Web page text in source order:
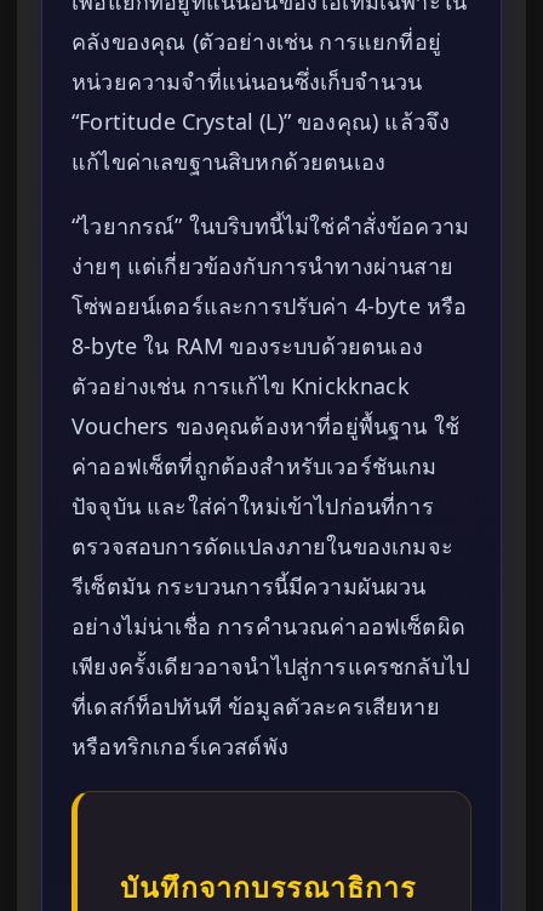
คลังของคุณ (ตัวอย่างเช่น การแยกที่อยู่
หน่วยความจำที่แน่นอนซึ่งเก็บจำนวน
“Fortitude Crystal (L)” ของคุณ) แล้วจึง
แก้ไขค่าเลขฐานสิบหกด้วยตนเอง
“ไวยากรณ์” ในบริบทนี้ไม่ใช่คำสั่งข้อความ
ง่ายๆ แต่เกี่ยวข้องกับการนำทางผ่านสาย
โซ่พอยน์เตอร์และการปรับค่า 4-byte หรือ
8-byte ใน RAM ของระบบด้วยตนเอง
ตัวอย่างเช่น การแก้ไข Knickknack
Vouchers ของคุณต้องหาที่อยู่พื้นฐาน ใช้
ค่าออฟเซ็ตที่ถูกต้องสำหรับเวอร์ชันเกม
ปัจจุบัน และใส่ค่าใหม่เข้าไปก่อนที่การ
ตรวจสอบการดัดแปลงภายในของเกมจะ
รีเซ็ตมัน กระบวนการนี้มีความผันผวน
อย่างไม่น่าเชื่อ การคำนวณค่าออฟเซ็ตผิด
เพียงครั้งเดียวอาจนำไปสู่การแครชกลับไป
ที่เดสก์ท็อปทันที ข้อมูลตัวละครเสียหาย
หรือทริกเกอร์เควสต์พัง
บันทึกจากบรรณาธิการ